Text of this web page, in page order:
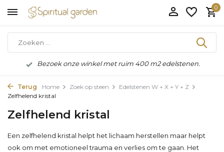
0
Bezoek onze winkel met ruim 400 m2 edelstenen.
Terug Home Zoek op steen
Edelstenen W + X + Y + Z
Zelfhelend kristal
Zelfhelend kristal
Een zelfhelend kristal helpt het lichaam herstellen maar helpt
ook om met emotioneel trauma en verlies om te gaan. Het